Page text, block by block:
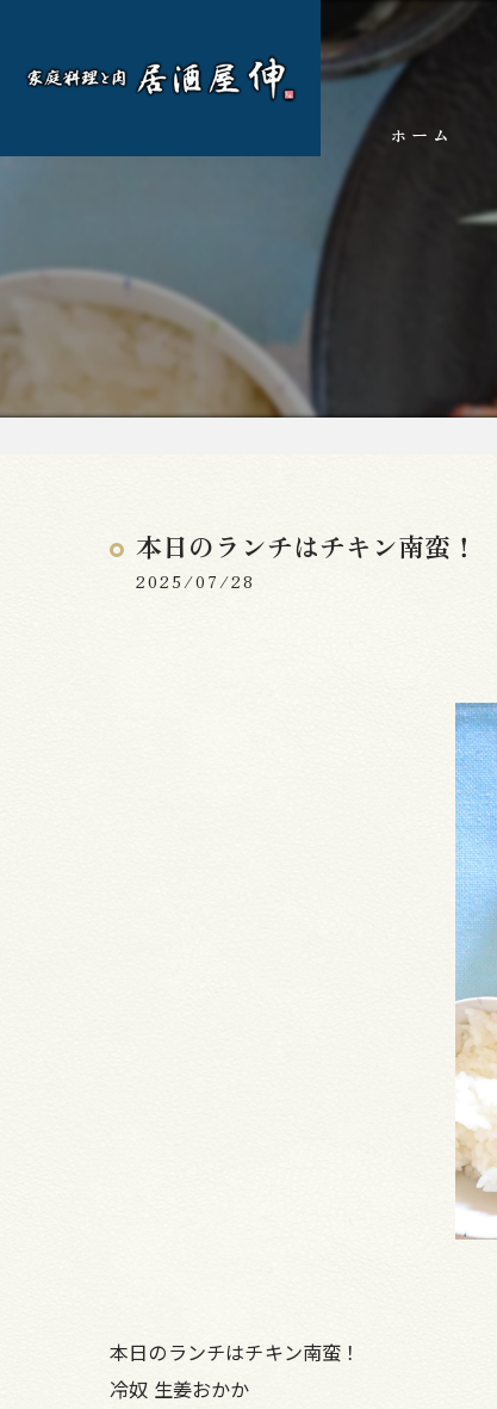
ホーム
本日のランチはチキン南蛮！
2025/07/28
本日のランチはチキン南蛮！
冷奴 生姜おかか